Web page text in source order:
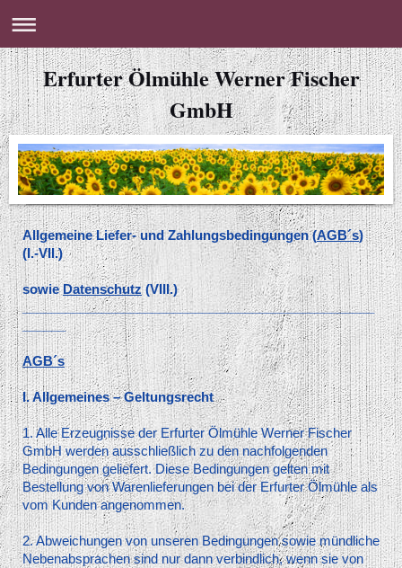
Erfurter Ölmühle Werner Fischer
GmbH
Allgemeine Liefer- und Zahlungsbedingungen (AGB´s)
(I.-VII.)
sowieDatenschutz (VIII.)
_________________________________________________
______
AGB´s
I. Allgemeines – Geltungsrecht
1. Alle Erzeugnisse der Erfurter Ölmühle Werner Fischer
GmbH werden ausschließlich zu den nachfolgenden
Bedingungen geliefert. Diese Bedingungen gelten mit
Bestellung von Warenlieferungen bei der Erfurter Ölmühle als
vom Kunden angenommen.
2. Abweichungen von unseren Bedingungen sowie mündliche
Nebenabsprachen sind nur dann verbindlich, wenn sie von